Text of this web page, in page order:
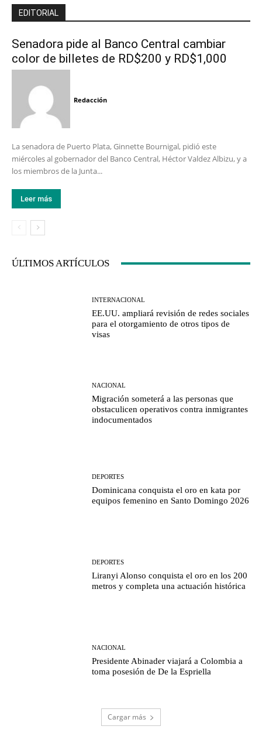
EDITORIAL
Senadora pide al Banco Central cambiar
color de billetes de RD$200 y RD$1,000
Redacción
La senadora de Puerto Plata, Ginnette Bournigal, pidió este
miércoles al gobernador del Banco Central, Héctor Valdez Albizu, y a
los miembros de la Junta...
Leer más
ÚLTIMOS ARTÍCULOS
INTERNACIONAL
EE.UU. ampliará revisión de redes sociales
para el otorgamiento de otros tipos de
visas
NACIONAL
Migración someterá a las personas que
obstaculicen operativos contra inmigrantes
indocumentados
DEPORTES
Dominicana conquista el oro en kata por
equipos femenino en Santo Domingo 2026
DEPORTES
Liranyi Alonso conquista el oro en los 200
metros y completa una actuación histórica
NACIONAL
Presidente Abinader viajará a Colombia a
toma posesión de De la Espriella
Cargar más